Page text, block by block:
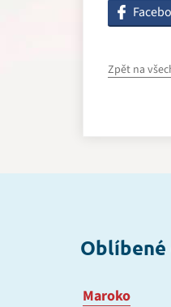
Zpět na
Maroko